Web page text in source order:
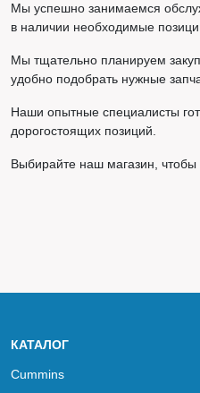
Мы успешно занимаемся
в наличии необходимые
Мы тщательно планируем
удобно подобрать нужные
Наши опытные специалисты
дорогостоящих позиций.
Выбирайте наш магазин, чтобы
КАТАЛОГ
Cummins